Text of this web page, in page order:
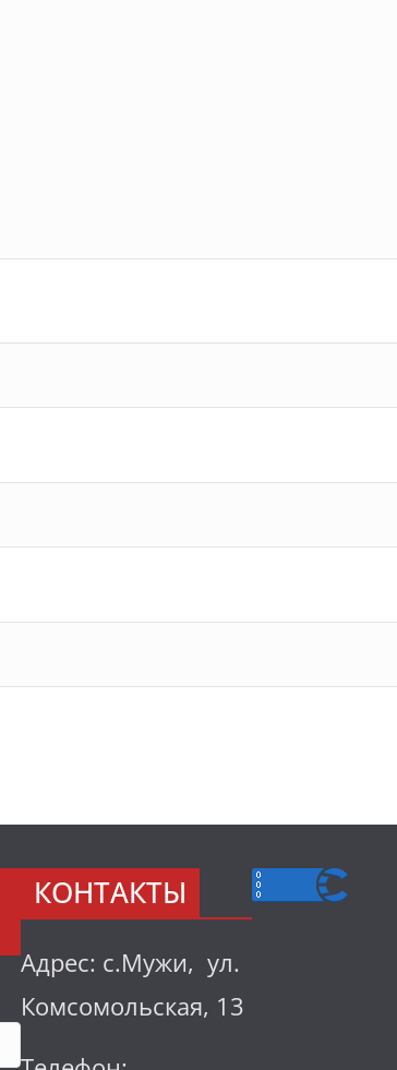
КОНТАКТЫ
Адрес: с.Мужи, ул.
Комсомольская, 13